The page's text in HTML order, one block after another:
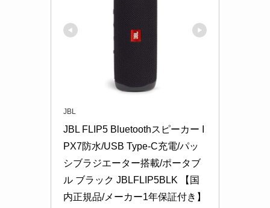
JBL
JBL FLIP5 Bluetoothスピーカー I
PX7防水/USB Type-C充電/パッ
シブラジエーター搭載/ポータブ
ル ブラック JBLFLIP5BLK 【国
内正規品/メーカー1年保証付き】